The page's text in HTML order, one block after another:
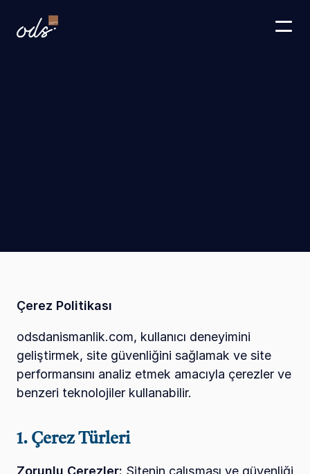
Çerez Politikası
odsdanismanlik.com, kullanıcı deneyimini
geliştirmek, site güvenliğini sağlamak ve site
performansını analiz etmek amacıyla çerezler ve
benzeri teknolojiler kullanabilir.
1. Çerez Türleri
Zorunlu Çerezler: Sitenin çalışması ve güvenliği